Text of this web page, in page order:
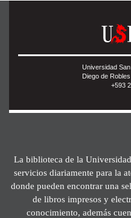
Universidad
Diego de
+593
La biblioteca de la
servicios diariamente para la
donde pueden encontrar una
de libros impresos y
conocimiento, además